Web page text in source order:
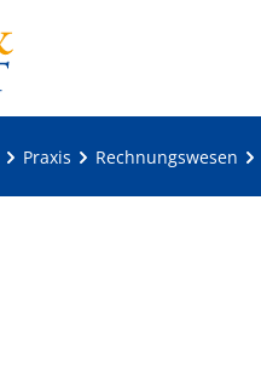
Praxis Rechnungswesen